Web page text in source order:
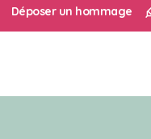
Déposer un hommage